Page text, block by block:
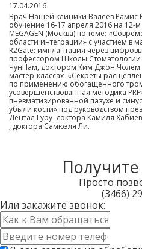
17.04.2016
Врач Нашей клиники Валеев
обучение 16-17 апреля 2016 на
MEGAGEN (Москва) по теме:
области интеграции» с участием в
R2Gate: имплантация через
профессором Школы Стоматологии
ЧунНам, доктором Ким Джон Чолем.
мастер-классах «Секреты
по применению обогащенного
усовершенствованная методика
пневматизированной пазухе и
убыли кости» под руководством
Дентал Гуру доктора Камиля
, доктора Самюэля Ли.
Просто
(3466)
Или закажите звонок:
Имя
*Контактный
телефон